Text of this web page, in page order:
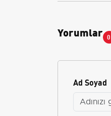
Yorumlar 0
Ad Soyad